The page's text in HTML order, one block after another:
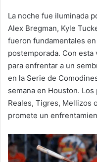
La noche fue iluminada
Alex Bregman, Kyle
fueron fundamentales
postemporada. Con
para enfrentar a un
en la Serie de
semana en Houston.
Reales, Tigres, Mellizos
promete un